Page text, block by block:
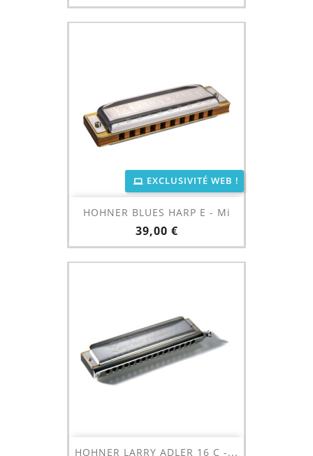
HOHNER BLUES HARP E - Mi
Prix
39,00 €
EXCLUSIVITÉ WEB !
HOHNER LARRY ADLER 16 C -...